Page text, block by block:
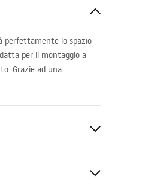
perfettamente lo spazio
per il montaggio a
Grazie ad una